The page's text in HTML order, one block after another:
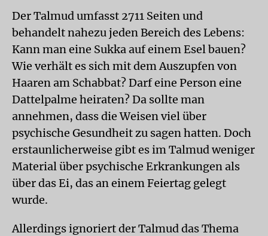
Der Talmud umfasst 2711 Seiten und
behandelt nahezu jeden Bereich des Lebens:
Kann man eine Sukka auf einem Esel bauen?
Wie verhält es sich mit dem Auszupfen von
Haaren am Schabbat? Darf eine Person eine
Dattelpalme heiraten? Da sollte man
annehmen, dass die Weisen viel über
psychische Gesundheit zu sagen hatten. Doch
erstaunlicherweise gibt es im Talmud weniger
Material über psychische Erkrankungen als
über das Ei, das an einem Feiertag gelegt
wurde.
Allerdings ignoriert der Talmud das Thema